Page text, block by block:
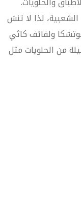
لذا لا تنسَ
ولفائف كاثي
من الحلويات مثل